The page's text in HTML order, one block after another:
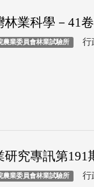
林業科學－41
農業委員會林業試驗所 行
研究專訊第191
農業委員會林業試驗所 行